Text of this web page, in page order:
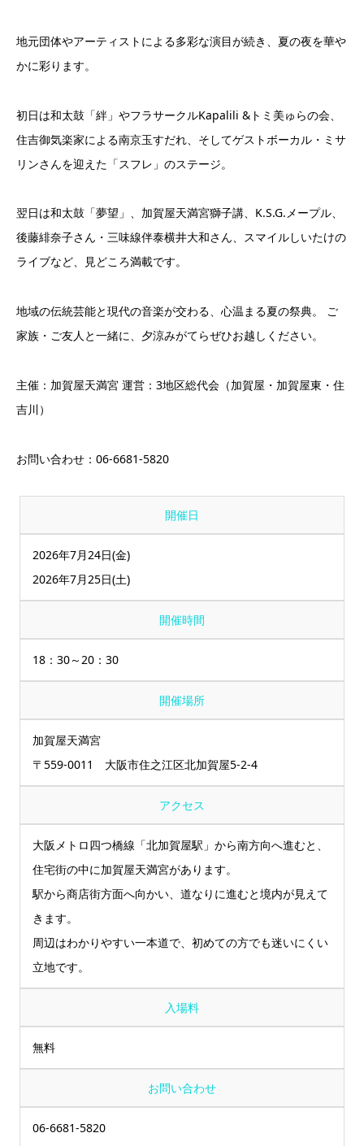
地元団体やアーティストによる多彩な演目が続き、夏の夜を華や
かに彩ります。
初日は和太鼓「絆」やフラサークルKapalili &トミ美ゅらの会、
住吉御気楽家による南京玉すだれ、そしてゲストボーカル・ミサ
リンさんを迎えた「スフレ」のステージ。
翌日は和太鼓「夢望」、加賀屋天満宮獅子講、K.S.G.メープル、
後藤緋奈子さん・三味線伴泰横井大和さん、スマイルしいたけの
ライブなど、見どころ満載です。
地域の伝統芸能と現代の音楽が交わる、心温まる夏の祭典。 ご
家族・ご友人と一緒に、夕涼みがてらぜひお越しください。
主催：加賀屋天満宮 運営：3地区総代会（加賀屋・加賀屋東・住
吉川）
お問い合わせ：06-6681-5820
開催日
2026年7月24日(金)
2026年7月25日(土)
開催時間
18：30～20：30
開催場所
加賀屋天満宮
〒559-0011 大阪市住之江区北加賀屋5-2-4
アクセス
大阪メトロ四つ橋線「北加賀屋駅」から南方向へ進むと、
住宅街の中に加賀屋天満宮があります。
駅から商店街方面へ向かい、道なりに進むと境内が見えて
きます。
周辺はわかりやすい一本道で、初めての方でも迷いにくい
立地です。
入場料
無料
お問い合わせ
06-6681-5820